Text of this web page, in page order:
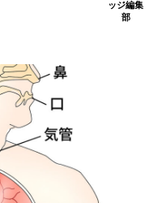
ッジ編集
部